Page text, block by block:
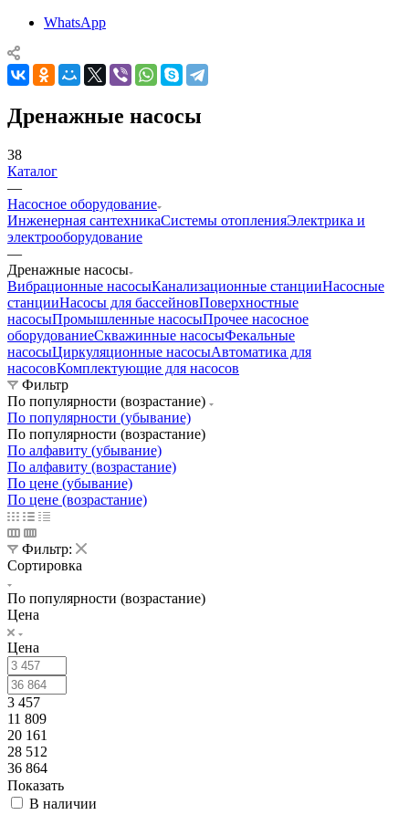
WhatsApp
Дренажные насосы
38
Каталог
—
Насосное оборудование
Инженерная сантехникаСистемы отопленияЭлектрика и
электрооборудование
—
Дренажные насосы
Вибрационные насосыКанализационные станцииНасосные
станцииНасосы для бассейновПоверхностные
насосыПромышленные насосыПрочее насосное
оборудованиеСкважинные насосыФекальные
насосыЦиркуляционные насосыАвтоматика для
насосовКомплектующие для насосов
Фильтр
По популярности (возрастание)
По популярности (убывание)
По популярности (возрастание)
По алфавиту (убывание)
По алфавиту (возрастание)
По цене (убывание)
По цене (возрастание)
Фильтр:
Сортировка
По популярности (возрастание)
Цена
Цена
3 457
11 809
20 161
28 512
36 864
Показать
В наличии